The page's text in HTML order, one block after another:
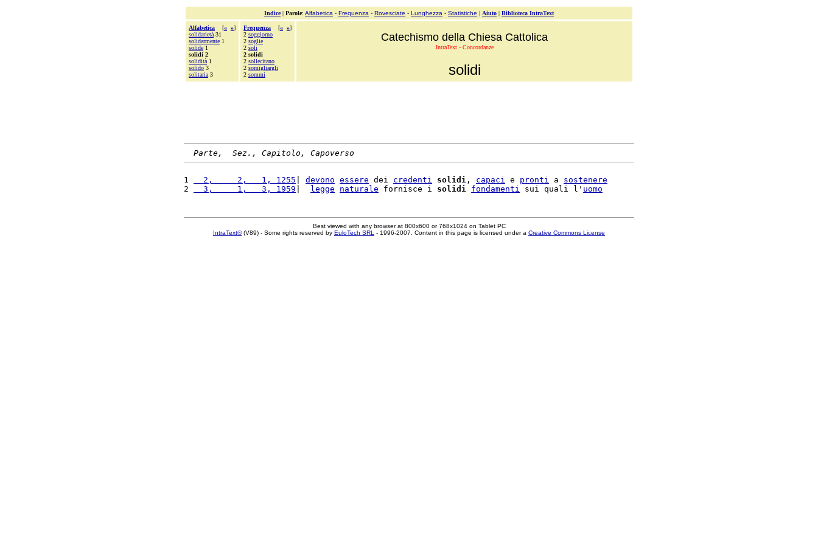
Indice| Parole: Alfabetica - Frequenza - Rovesciate - Lunghezza - Statistiche | Aiuto | Biblioteca IntraText
Alfabetica [« »]
solidarietà 31
solidarmente 1
solide 1
solidi 2
solidità 1
solido 3
solitaria 3
Frequenza [« »]
2 soggiorno
2 soglie
2 soli
2 solidi
2 sollecitano
2 somigliargli
2 sommi
Catechismo della Chiesa Cattolica
IntraText - Concordanze
solidi
Parte,  Sez., Capitolo, Capoverso
1
  2,     2,   1, 1255
devono essere dei credenti solidi , capaci e pronti a sostenere
2
  3,     1,   3, 1959
legge naturale fornisce i solidi fondamenti sui quali l' uomo
Best viewed with any browser at 800x600 or 768x1024 on Tablet PC
IntraText®(V89) - Some rights reserved by EuloTech SRL - 1996-2007. Content in this page is licensed under a Creative Commons License